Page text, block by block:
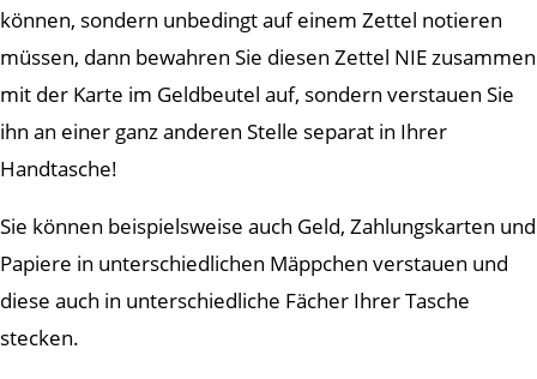
können, sondern unbedingt auf einem Zettel notieren
müssen, dann bewahren Sie diesen Zettel NIE zusammen
mit der Karte im Geldbeutel auf, sondern verstauen Sie
ihn an einer ganz anderen Stelle separat in Ihrer
Handtasche!
Sie können beispielsweise auch Geld, Zahlungskarten und
Papiere in unterschiedlichen Mäppchen verstauen und
diese auch in unterschiedliche Fächer Ihrer Tasche
stecken.